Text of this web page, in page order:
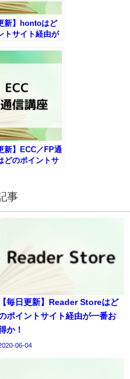
新】hontoはど
トサイト経由が
新】ECC／FP通
どのポイントサ
事
【毎日更新】Reader Storeはど
ポイントサイト経由が一番お
か！
06-04